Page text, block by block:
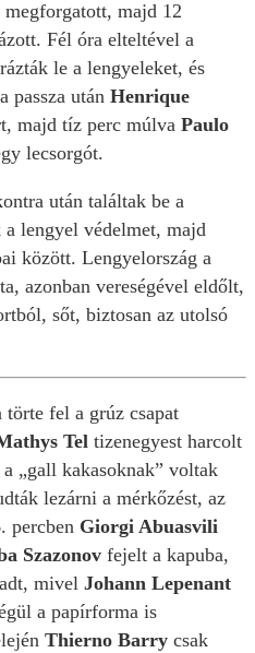
majd 12
Fél óra elteltével a
le a lengyeleket, és
passza után Henrique
majd tíz perc múlva Paulo
lecsorgót.
után találtak be a
lengyel védelmet, majd
között. Lengyelország a
azonban vereségével eldőlt,
sőt, biztosan az utolsó
fel a grúz csapat
Tel tizenegyest harcolt
„gall kakasoknak” voltak
lezárni a mérkőzést, az
percben Giorgi Abuasvili
Szazonov fejelt a kapuba,
mivel Johann Lepenant
a papírforma is
Thierno Barry csak